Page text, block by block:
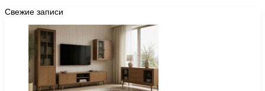
Свежие записи